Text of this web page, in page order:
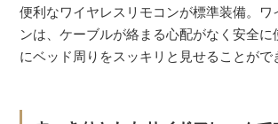
便利なワイヤレスリモコンが標準装備。ワ
ンは、ケーブルが絡まる心配がなく安全に
にベッド周りをスッキリと見せることがで